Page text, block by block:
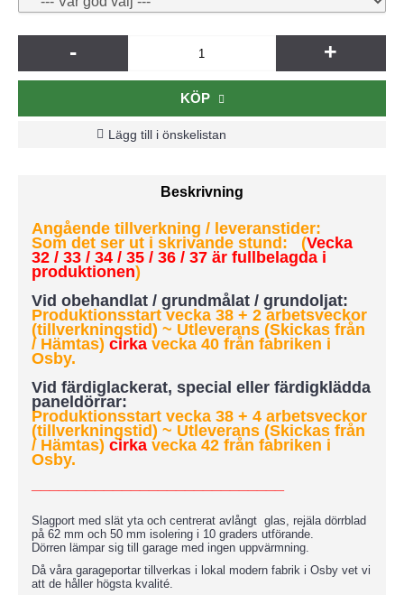
- +
KÖP
Lägg till i önskelistan
Beskrivning
Angående tillverkning / leveranstider:
Som det ser ut i skrivande stund: (Vecka
32 / 33 / 34 / 35 / 36 / 37 är fullbelagda i
produktionen)
Vid obehandlat / grundmålat / grundoljat:
Produktionsstart vecka 38 + 2 arbetsveckor
(tillverkningstid) ~ Utleverans (Skickas från
/ Hämtas) cirka vecka 40 från fabriken i
Osby.
Vid färdiglackerat, special eller färdigklädda
paneldörrar:
Produktionsstart vecka 38 + 4 arbetsveckor
(tillverkningstid) ~ Utleverans (Skickas från
/ Hämtas) cirka vecka 42 från fabriken i
Osby.
Slagport med slät yta och centrerat avlångt glas, rejäla dörrblad
på 62 mm och 50 mm isolering i 10 graders utförande.
Dörren lämpar sig till garage med ingen uppvärmning.
Då våra garageportar tillverkas i lokal modern fabrik i Osby vet vi
att de håller högsta kvalité.